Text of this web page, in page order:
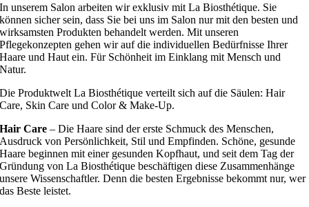
In unserem Salon arbeiten wir exklusiv mit La Biosthétique. Sie
können sicher sein, dass Sie bei uns im Salon nur mit den besten und
wirksamsten Produkten behandelt werden. Mit unseren
Pflegekonzepten gehen wir auf die individuellen Bedürfnisse Ihrer
Haare und Haut ein. Für Schönheit im Einklang mit Mensch und
Natur.
Die Produktwelt La Biosthétique verteilt sich auf die Säulen: Hair
Care, Skin Care und Color & Make-Up.
Hair Care – Die Haare sind der erste Schmuck des Menschen,
Ausdruck von Persönlichkeit, Stil und Empfinden. Schöne, gesunde
Haare beginnen mit einer gesunden Kopfhaut, und seit dem Tag der
Gründung von La Biosthétique beschäftigen diese Zusammenhänge
unsere Wissenschaftler. Denn die besten Ergebnisse bekommt nur, wer
das Beste leistet.